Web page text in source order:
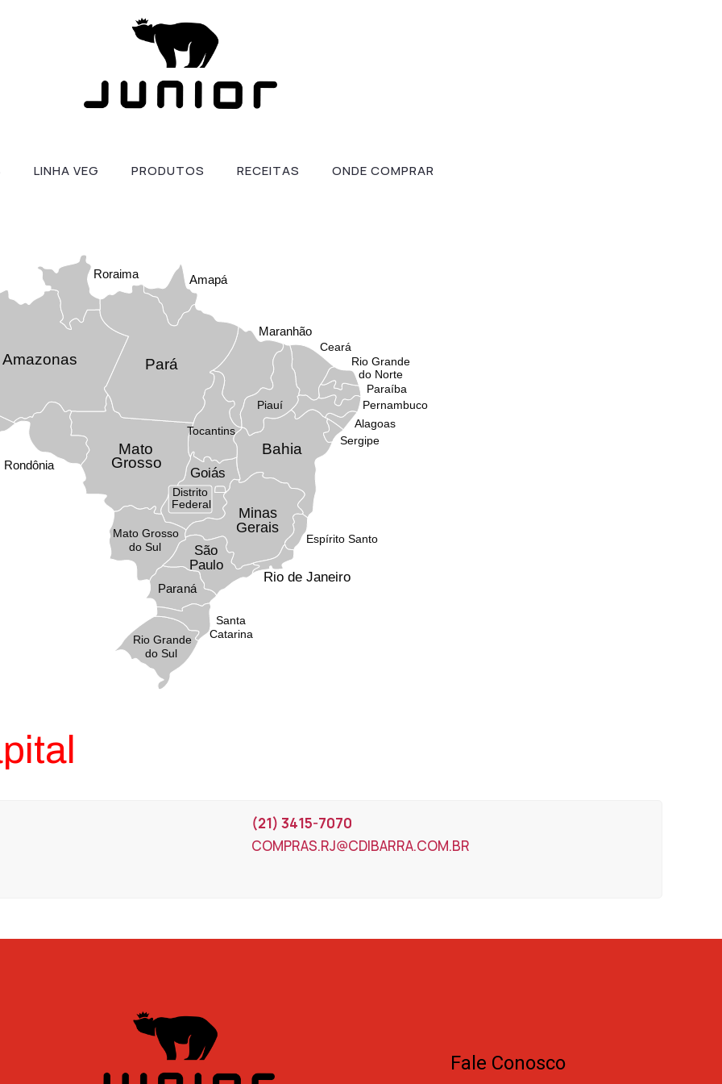
LINHA VEG PRODUTOS RECEITAS ONDE COMPRAR
Alagoas
Amapá
Amazonas
Bahia
Ceará
Distrito
Federal
Espírito Santo
Goiás
Maranhão
Mato
Grosso
Mato Grosso
do Sul
Minas
Gerais
Paraná
Paraíba
Pará
Pernambuco
Piauí
Rio de Janeiro
Rio Grande
do Norte
Rio Grande
do Sul
Rondônia
Roraima
Santa
Catarina
Sergipe
São
Paulo
Tocantins
(21) 3415-7070
COMPRAS.RJ@CDIBARRA.COM.BR
Fale Conosco